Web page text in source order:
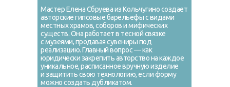
Мастер Елена Сбруева из Кольчугино создает
авторские гипсовые барельефы с видами
местных храмов, соборов и мифических
существ. Она работает в тесной связке
с музеями, продавая сувениры под
реализацию. Главный вопрос — как
юридически закрепить авторство на каждое
уникальное, расписанное вручную изделие
и защитить свою технологию, если форму
можно создать дубликатом.